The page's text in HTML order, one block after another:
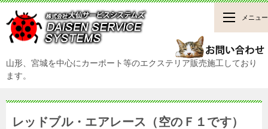
山形、宮城を中心にカーポート等のエクステリア販売施工しており
ます。
メニュー
レッドブル・エアレース（空のＦ１です）